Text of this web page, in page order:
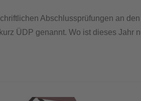
Abschlussprüfungen an
ÜDP genannt. Wo ist dieses Jahr